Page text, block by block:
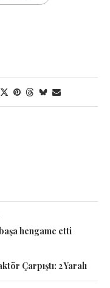
hengame etti
Çarpıştı: 2 Yaralı